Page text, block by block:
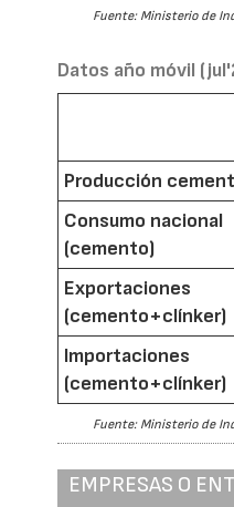
Fuente: Ministerio de
Datos año móvil
Producción
Consumo nacional
(cemento)
Exportaciones
(cemento+clínker)
Importaciones
(cemento+clínker)
Fuente: Ministerio de
EMPRESAS O